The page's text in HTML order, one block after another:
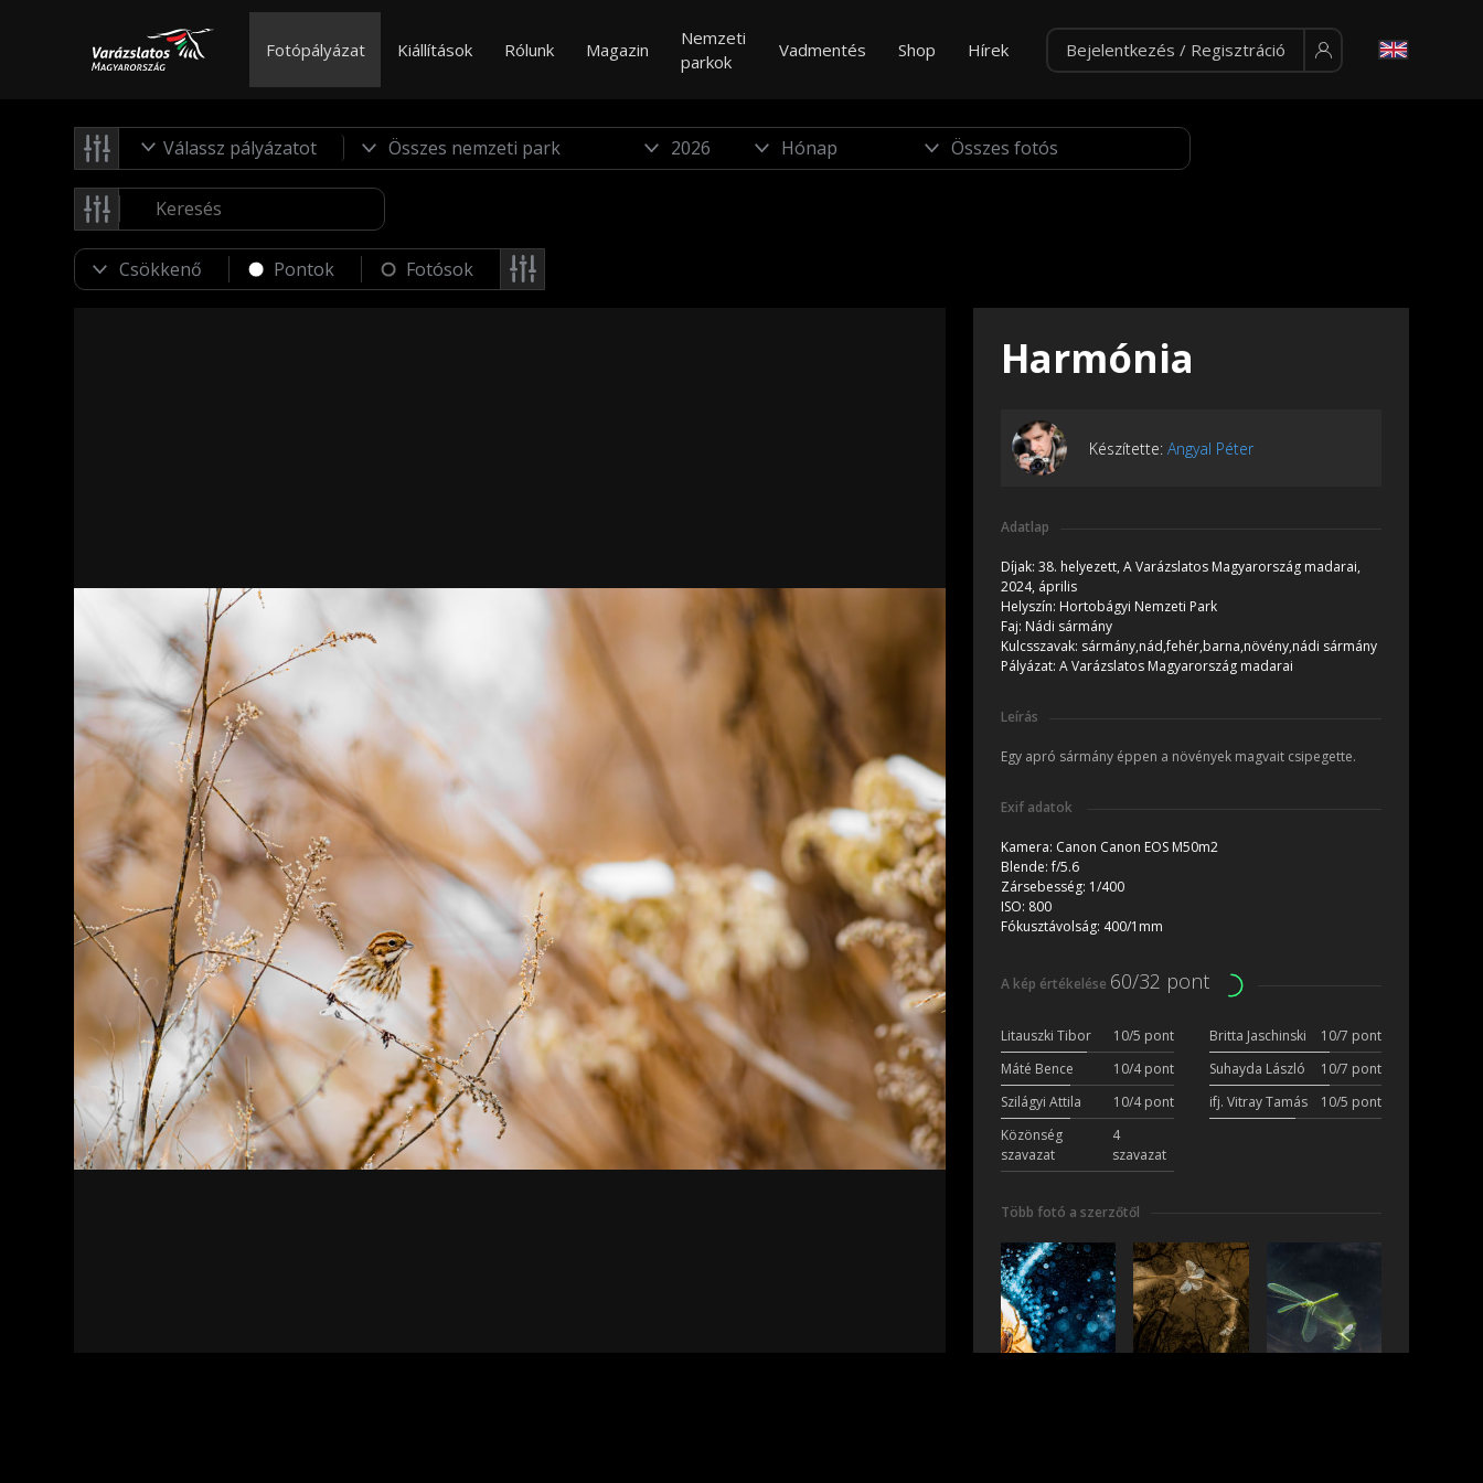
Fotópályázat Kiállítások Rólunk Magazin
Nemzeti
parkok
Vadmentés Shop Hírek Bejelentkezés / Regisztráció
Válassz pályázatot
Pontok Fotósok
Harmónia
Készítette: Angyal Péter
Adatlap
Díjak: 38. helyezett, A Varázslatos Magyarország madarai,
2024, április
Helyszín: Hortobágyi Nemzeti Park
Faj: Nádi sármány
Kulcsszavak: sármány,nád,fehér,barna,növény,nádi sármány
Pályázat: A Varázslatos Magyarország madarai
Leírás
Egy apró sármány éppen a növények magvait csipegette.
Exif adatok
Kamera: Canon Canon EOS M50m2
Blende:f/5.6
Zársebesség: 1/400
ISO: 800
Fókusztávolság: 400/1mm
A kép értékelése 60/32 pont
Litauszki Tibor 10/5 pont Britta Jaschinski
10/7 pont
Máté Bence
10/4 pont Suhayda László
10/7 pont
Szilágyi Attila
10/4 pont ifj. Vitray Tamás
10/5 pont
Közönség
szavazat
4
szavazat
Több fotó a szerzőtől